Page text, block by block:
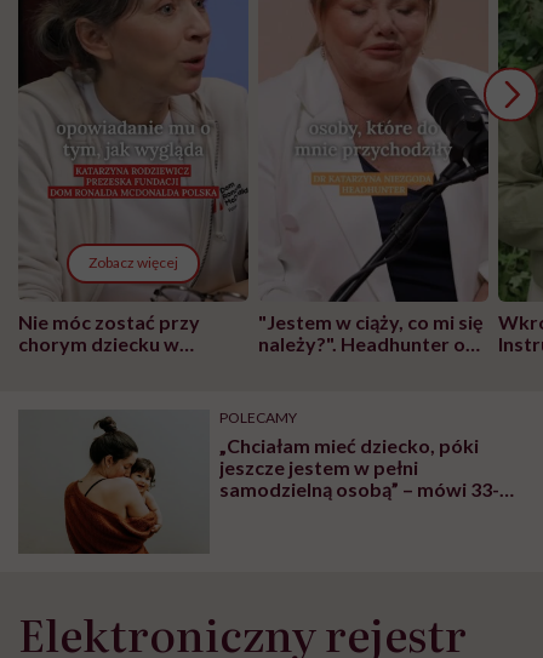
Zobacz więcej
Nie móc zostać przy
chorym dziecku w
głupota i brak
wyobraźni"
"Jestem w ciąży, co mi się
należy?". Headhunter o
pracy
POLECAMY
„Chciałam mieć dziecko, póki
jeszcze jestem w pełni
samodzielną osobą” – mówi 33-
Elektroniczny rejestr